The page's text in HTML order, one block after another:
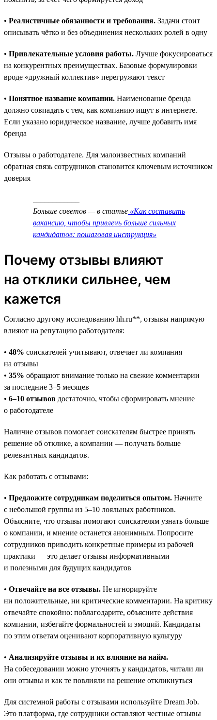
• Реалистичные обязанности и требования. Задачи стоит
описывать чётко и без объединения нескольких ролей в одну
• Привлекательные условия работы. Лучше фокусироваться
на конкурентных преимуществах. Базовые формулировки
вроде «дружный коллектив» перегружают текст
• Понятное название компании. Наименование бренда
должно совпадать с тем, как компанию ищут в интернете.
Если указано юридическое название, лучше добавить имя
бренда
Отзывы о работодателе. Для малоизвестных компаний
обратная связь сотрудников становится ключевым источником
доверия
Больше советов — в статье «Как составить
вакансию, чтобы привлечь больше сильных
кандидатов: пошаговая инструкция»
Почему отзывы влияют
на отклики сильнее, чем
кажется
Согласно другому исследованию hh.ru**, отзывы напрямую
влияют на репутацию работодателя:
• 48% соискателей учитывают, отвечает ли компания
на отзывы
• 35% обращают внимание только на свежие комментарии
за последние 3–5 месяцев
• 6–10 отзывов достаточно, чтобы сформировать мнение
о работодателе
Наличие отзывов помогает соискателям быстрее принять
решение об отклике, а компании — получать больше
релевантных кандидатов.
Как работать с отзывами:
• Предложите сотрудникам поделиться опытом. Начните
с небольшой группы из 5–10 лояльных работников.
Объясните, что отзывы помогают соискателям узнать больше
о компании, и мнение останется анонимным. Попросите
сотрудников приводить конкретные примеры из рабочей
практики — это делает отзывы информативными
и полезными для будущих кандидатов
• Отвечайте на все отзывы. Не игнорируйте
ни положительные, ни критические комментарии. На критику
отвечайте спокойно: поблагодарите, объясните действия
компании, избегайте формальностей и эмоций. Кандидаты
по этим ответам оценивают корпоративную культуру
• Анализируйте отзывы и их влияние на найм.
На собеседовании можно уточнять у кандидатов, читали ли
они отзывы и как те повлияли на решение откликнуться
Для системной работы с отзывами используйте Dream Job.
Это платформа, где сотрудники оставляют честные отзывы